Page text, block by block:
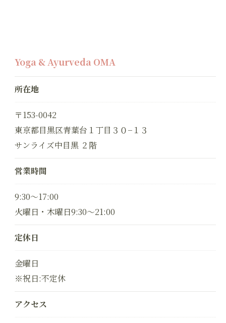
Yoga & Ayurveda OMA
所在地
〒153-0042
東京都目黒区青葉台１丁目３０−１３
サンライズ中目黒 ２階
営業時間
9:30～17:00
火曜日・木曜日9:30～21:00
定休日
金曜日
※祝日:不定休
アクセス